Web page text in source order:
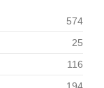
574
25
116